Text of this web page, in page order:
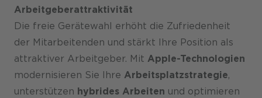
Arbeitgeberattraktivität
Die freie Gerätewahl erhöht die Zufriedenheit
der Mitarbeitenden und stärkt Ihre Position als
attraktiver Arbeitgeber. Mit Apple-Technologien
modernisieren Sie Ihre Arbeitsplatzstrategie,
unterstützen hybrides Arbeiten und optimieren